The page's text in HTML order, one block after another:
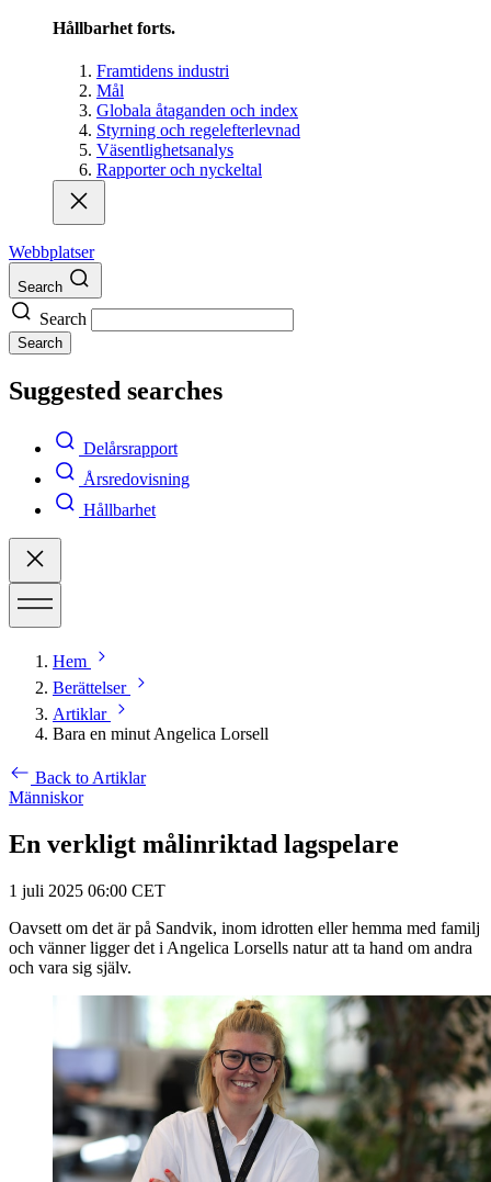
Hållbarhet forts.
Framtidens industri
Mål
Globala åtaganden och index
Styrning och regelefterlevnad
Väsentlighetsanalys
Rapporter och nyckeltal
Webbplatser
Search
Search
Search
Suggested searches
Delårsrapport
Årsredovisning
Hållbarhet
Hem
Berättelser
Artiklar
Bara en minut Angelica Lorsell
Back to Artiklar
Människor
En verkligt målinriktad lagspelare
1 juli 2025 06:00 CET
Oavsett om det är på Sandvik, inom idrotten eller hemma med familj
och vänner ligger det i Angelica Lorsells natur att ta hand om andra
och vara sig själv.